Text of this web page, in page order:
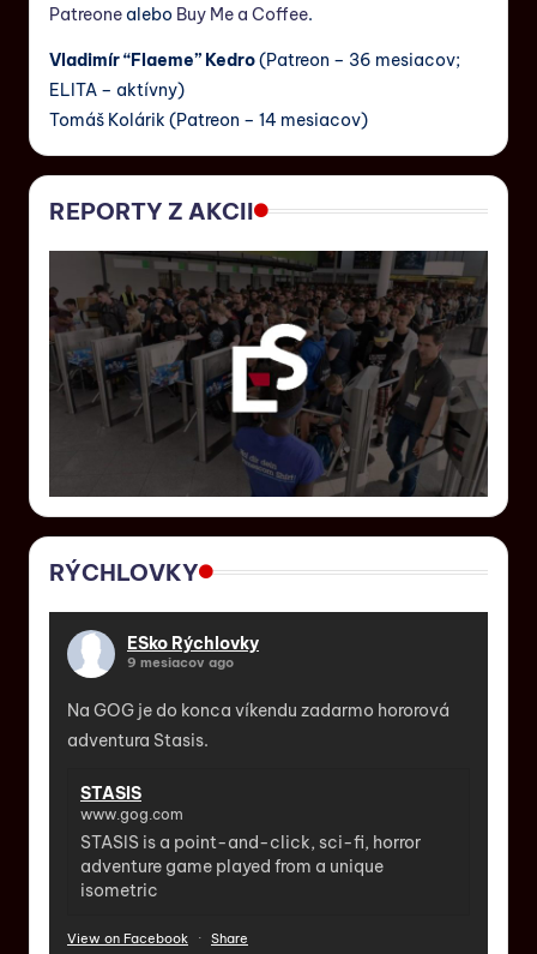
Patreone alebo Buy Me a Coffee.
Vladimír “Flaeme” Kedro(Patreon – 36 mesiacov;
ELITA – aktívny)
Tomáš Kolárik (Patreon – 14 mesiacov)
REPORTY Z AKCII
RÝCHLOVKY
ESko Rýchlovky
9 mesiacov ago
Na GOG je do konca víkendu zadarmo hororová
adventura Stasis.
STASIS
www.gog.com
STASIS is a point-and-click, sci-fi, horror
adventure game played from a unique
isometric
View on Facebook · Share